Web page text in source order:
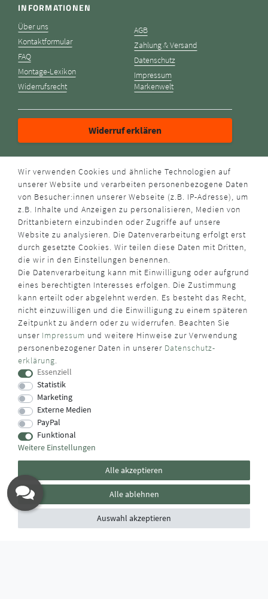
INFORMATIONEN
Über uns
Kontaktformular
FAQ
Montage-Lexikon
Widerrufsrecht
AGB
Zahlung & Versand
Datenschutz
Impressum
Markenwelt
Widerruf erklären
ZAHLUNGSARTEN
VERSANDART
WUSSTEN SIE SCHON?
Das Käufersiegel des Händlerbunds garantiert Ihnen
100%.-ige Zahlungssicherheit, größtmöglichen Datenschutz
und Geld-zurück-Garantie bei Nicht- oder Falschlieferung.
Wir verwenden Cookies und ähnliche Technologien auf
unserer Website und verarbeiten personenbezogene Daten
von Besucher:innen unserer Webseite (z.B. IP-Adresse), um
z.B. Inhalte und Anzeigen zu personalisieren, Medien von
Drittanbietern einzubinden oder Zugriffe auf unsere
Website zu analysieren. Die Datenverarbeitung erfolgt erst
durch gesetzte Cookies. Wir teilen diese Daten mit Dritten,
die wir in den Einstellungen benennen.
Die Datenverarbeitung kann mit Einwilligung oder aufgrund
eines berechtigten Interesses erfolgen. Die Zustimmung
kann erteilt oder abgelehnt werden. Es besteht das Recht,
nicht einzuwilligen und die Einwilligung zu einem späteren
Zeitpunkt zu ändern oder zu widerrufen. Beachten Sie
unser Impressum und weitere Hinweise zur Verwendung
personenbezogener Daten in unserer Daten­schutz­
erklärung.
Essenziell
Statistik
Marketing
Externe Medien
PayPal
Funktional
Weitere Einstellungen
Alle akzeptieren
Alle ablehnen
Auswahl akzeptieren